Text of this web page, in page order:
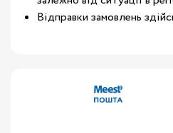
Відправки замовлень